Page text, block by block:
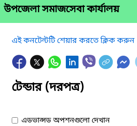
উপজেলা সমাজসেবা কার্যালয়
এই কনটেন্টটি শেয়ার করতে ক্লিক করুন
টেন্ডার (দরপত্র)
এডভান্সড অপশনগুলো দেখান